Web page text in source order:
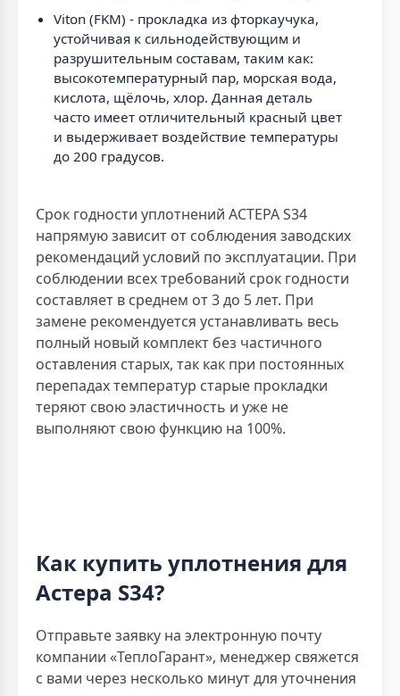
Viton (FKM) - прокладка из фторкаучука,
устойчивая к сильнодействующим и
разрушительным составам, таким как:
высокотемпературный пар, морская вода,
кислота, щёлочь, хлор. Данная деталь
часто имеет отличительный красный цвет
и выдерживает воздействие температуры
до 200 градусов.
Срок годности уплотнений АСТЕРА S34
напрямую зависит от соблюдения заводских
рекомендаций условий по эксплуатации. При
соблюдении всех требований срок годности
составляет в среднем от 3 до 5 лет. При
замене рекомендуется устанавливать весь
полный новый комплект без частичного
оставления старых, так как при постоянных
перепадах температур старые прокладки
теряют свою эластичность и уже не
выполняют свою функцию на 100%.
Как купить уплотнения для
Астера S34?
Отправьте заявку на электронную почту
компании «ТеплоГарант», менеджер свяжется
с вами через несколько минут для уточнения